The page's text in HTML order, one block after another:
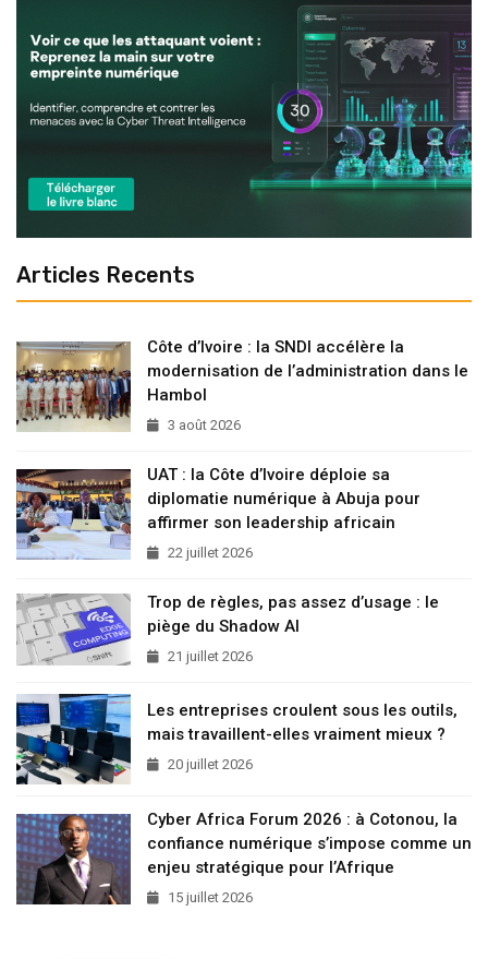
Articles Recents
Côte d’Ivoire : la SNDI accélère la
modernisation de l’administration dans le
Hambol
3 août 2026
UAT : la Côte d’Ivoire déploie sa
diplomatie numérique à Abuja pour
affirmer son leadership africain
22 juillet 2026
Trop de règles, pas assez d’usage : le
piège du Shadow AI
21 juillet 2026
Les entreprises croulent sous les outils,
mais travaillent-elles vraiment mieux ?
20 juillet 2026
Cyber Africa Forum 2026 : à Cotonou, la
confiance numérique s’impose comme un
enjeu stratégique pour l’Afrique
15 juillet 2026